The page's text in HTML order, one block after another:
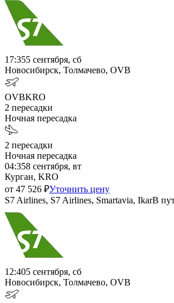
17:355 сентября, сб
Новосибирск, Толмачево, OVB
OVBKRO
2 пересадки
Ночная пересадка
2 пересадки
Ночная пересадка
04:358 сентября, вт
Курган, KRO
от 47 526 ₽Уточнить цену
S7 Airlines, S7 Airlines, Smartavia, IkarВ
12:405 сентября, сб
Новосибирск, Толмачево, OVB